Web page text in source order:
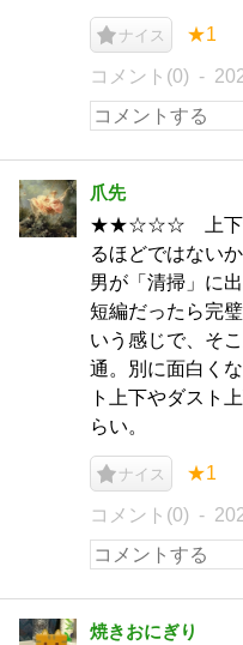
ナイス ★1
コメント(0)
爪先
★★☆☆☆ 上下含
るほどではない
男が「清掃」に
短編だったら完
いう感じで、そ
通。別に面白く
ト上下やダスト
らい。
ナイス ★1
コメント(0)
焼きおにぎり